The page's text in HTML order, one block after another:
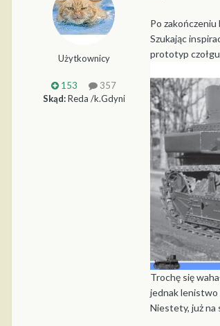
Użytkownicy
153
357
Skąd:Reda /k.Gdyni
Po zakończeniu
Szukając
prototyp
Trochę się
jednak lenistwo
Niestety, już na